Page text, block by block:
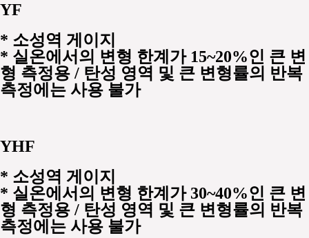
YF
* 소성역 게이지
* 실온에서의 변형 한계가 15~20%인 큰 변
형 측정용 / 탄성 영역 및 큰 변형률의 반복
측정에는 사용 불가
YHF
* 소성역 게이지
* 실온에서의 변형 한계가 30~40%인 큰 변
형 측정용 / 탄성 영역 및 큰 변형률의 반복
측정에는 사용 불가